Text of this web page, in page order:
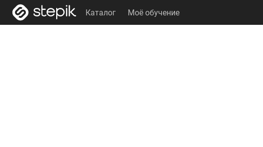
Каталог Моё обучение